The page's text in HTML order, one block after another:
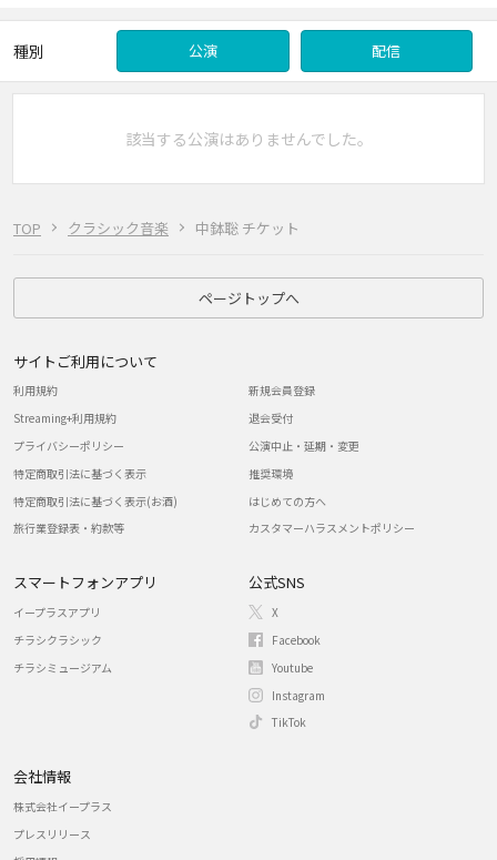
TOP クラシック音楽 中鉢聡 チケット
種別 公演 配信
該当する公演はありませんでした。
ページトップへ
サイトご利用について
利用規約
Streaming+利用規約
プライバシーポリシー
特定商取引法に基づく表示
特定商取引法に基づく表示(お酒)
旅行業登録表・約款等
新規会員登録
退会受付
公演中止・延期・変更
推奨環境
はじめての方へ
カスタマーハラスメントポリシー
スマートフォンアプリ
イープラスアプリ
チラシクラシック
チラシミュージアム
公式SNS
X
Facebook
Youtube
Instagram
TikTok
会社情報
株式会社イープラス
プレスリリース